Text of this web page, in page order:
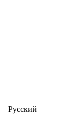
Русский